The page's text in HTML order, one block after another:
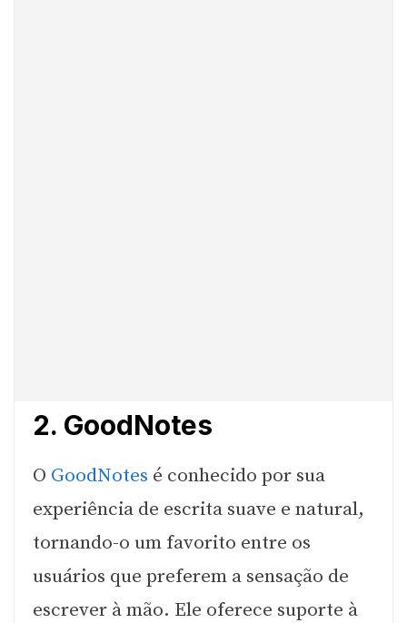
2. GoodNotes
O GoodNotes é conhecido por sua
experiência de escrita suave e natural,
tornando-o um favorito entre os
usuários que preferem a sensação de
escrever à mão. Ele oferece suporte à